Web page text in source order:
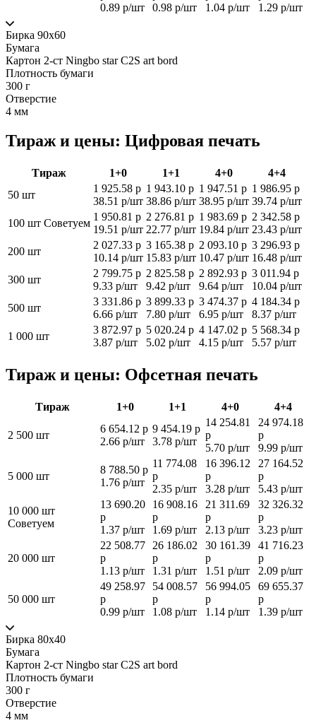
0.89 р/шт
0.98 р/шт
1.04 р/шт
1.29 р/шт
Бирка 90х60
Бумага
Картон 2-ст Ningbo star C2S art bord
Плотность бумаги
300 г
Отверстие
4 мм
Тираж и цены: Цифровая печать
Тираж 1+0 1+1 4+0
4+4
50 шт
1 925.58 р
38.51 р/шт
1 943.10 р
38.86 р/шт
1 947.51 р
38.95 р/шт
1 986.95 р
39.74 р/шт
100 шт Советуем
1 950.81 р
19.51 р/шт
2 276.81 р
22.77 р/шт
1 983.69 р
19.84 р/шт
2 342.58 р
23.43 р/шт
200 шт
2 027.33 р
10.14 р/шт
3 165.38 р
15.83 р/шт
2 093.10 р
10.47 р/шт
3 296.93 р
16.48 р/шт
300 шт
2 799.75 р
9.33 р/шт
2 825.58 р
9.42 р/шт
2 892.93 р
9.64 р/шт
3 011.94 р
10.04 р/шт
500 шт
3 331.86 р
6.66 р/шт
3 899.33 р
7.80 р/шт
3 474.37 р
6.95 р/шт
4 184.34 р
8.37 р/шт
1 000 шт
3 872.97 р
3.87 р/шт
5 020.24 р
5.02 р/шт
4 147.02 р
4.15 р/шт
5 568.34 р
5.57 р/шт
Тираж и цены: Офсетная печать
Тираж 1+0 1+1 4+0 4+4
2 500 шт
6 654.12 р
2.66 р/шт
9 454.19 р
3.78 р/шт
14 254.81
р
5.70 р/шт
24 974.18
р
9.99 р/шт
5 000 шт
8 788.50 р
1.76 р/шт
11 774.08
р
2.35 р/шт
16 396.12
р
3.28 р/шт
27 164.52
р
5.43 р/шт
10 000 шт
Советуем
13 690.20
р
1.37 р/шт
16 908.16
р
1.69 р/шт
21 311.69
р
2.13 р/шт
32 326.32
р
3.23 р/шт
20 000 шт
22 508.77
р
1.13 р/шт
26 186.02
р
1.31 р/шт
30 161.39
р
1.51 р/шт
41 716.23
р
2.09 р/шт
50 000 шт
49 258.97
р
0.99 р/шт
54 008.57
р
1.08 р/шт
56 994.05
р
1.14 р/шт
69 655.37
р
1.39 р/шт
Бирка 80х40
Бумага
Картон 2-ст Ningbo star C2S art bord
Плотность бумаги
300 г
Отверстие
4 мм